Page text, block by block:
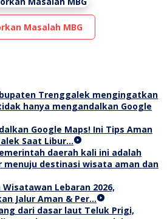
Masalah MBG
Google Maps! Ini Tips Aman
Saat Libur…
Lebaran 2026,
Jalur Aman & Per…